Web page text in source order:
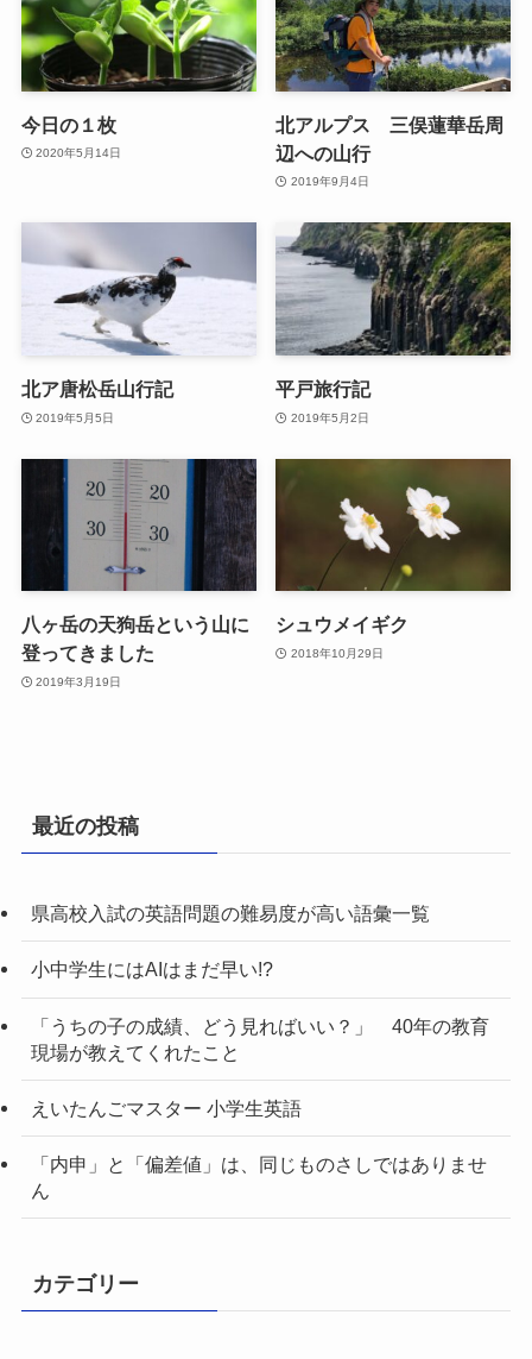
今日の１枚
2020年5月14日
北アルプス 三俣蓮華岳周
辺への山行
2019年9月4日
北ア唐松岳山行記
2019年5月5日
平戸旅行記
2019年5月2日
八ヶ岳の天狗岳という山に
登ってきました
2019年3月19日
シュウメイギク
2018年10月29日
最近の投稿
県高校入試の英語問題の難易度が高い語彙一覧
小中学生にはAIはまだ早い!?
「うちの子の成績、どう見ればいい？」 40年の教育
現場が教えてくれたこと
えいたんごマスター 小学生英語
「内申」と「偏差値」は、同じものさしではありませ
ん
カテゴリー